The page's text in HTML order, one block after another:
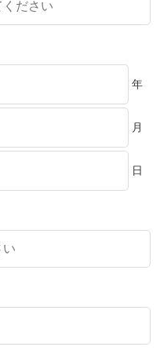
年
月
日